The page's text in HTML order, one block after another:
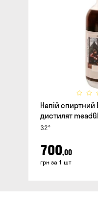
Напій
дистилят
32°
700,00
грн за 1 шт